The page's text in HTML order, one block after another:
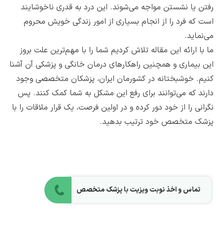
رفتن یا نشستن مواجه می‌شوند. این درد به قدری ناخوشایند
است که فرد را از انجام بسیاری از امور زندگی خویش محروم
می‌نماید.
ما با ارائه این مقاله تلاش کردیم شما را با مهم‌ترین علت بروز
این بیماری و همچنین راهکارهای درمان خانگی و پزشکی آن آشنا
کنیم. خوشبختانه در کشورمان ایران، پزشکان متخصصی وجود
دارند که می‌توانند برای رفع این مشکل به شما کمک کنند. پس
نگرانی را از خود دور کرده و در اولین فرصت، یک قرار ملاقات را با
پزشک متخصص خود ترتیب بدهید.
تماس و اخذ نوبت ویزیت با پزشک متخصص